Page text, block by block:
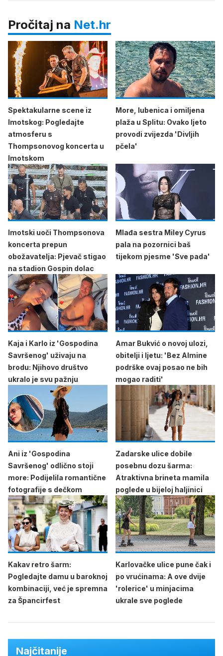
Pročitaj na Net.hr
Spektakularne scene iz
Imotskog: Pogledajte
atmosferu s
Thompsonovog koncerta u
Imotskom
More, lubenica i omiljena
plaža u Splitu: Ovako ljeto
provodi zvijezda 'Divljih
pčela'
Imotski uoči Thompsonova
koncerta prepun
obožavatelja: Pjevač stigao
na stadion Gospin dolac
Mlađa sestra Miley Cyrus
pala na pozornici baš
tijekom pjesme 'Sve pada'
Kaja i Karlo iz 'Gospodina
Savršenog' uživaju na
brodu: Njihovo društvo
ukralo je svu pažnju
Amar Bukvić o novoj ulozi,
obitelji i ljetu: 'Bez Almine
podrške ovaj posao ne bih
mogao raditi'
Ani iz 'Gospodina
Savršenog' odlično stoji
more: Podijelila romantične
fotografije s dečkom
Zadarske ulice dobile
posebnu dozu šarma:
Atraktivna brineta mamila
poglede u bijeloj haljinici
Kakav retro šarm:
Pogledajte damu u baroknoj
kombinaciji, već je spremna
za Špancirfest
Karlovačke ulice pune čak i
po vrućinama: A ove dvije
'rolerice' u minjacima
ukrale sve poglede
Najčitanije